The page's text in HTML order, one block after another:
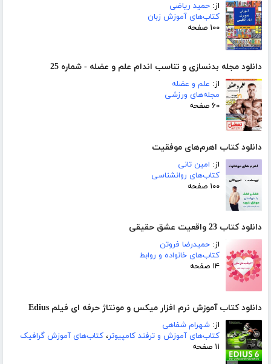
از: حمید ریاضی
کتاب‌های آموزش زبان
۱۰۰ صفحه
دانلود مجله بدنسازی و تناسب اندام علم و عضله - شماره 25
از: علم و عضله
مجله‌های ورزشی
۶۰ صفحه
دانلود کتاب اهرم‌های موفقیت
از: امین تانی
کتاب‌های روانشناسی
۱۰۰ صفحه
دانلود کتاب 23 واقعیت عشق حقیقی
از: حمیدرضا فروتن
کتاب‌های خانواده و روابط
۱۴ صفحه
دانلود کتاب آموزش نرم افزار میکس و مونتاژ حرفه ای فیلم Edius
از: شهرام شفاهی
کتاب‌های آموزش و ترفند کامپیوتر، کتاب‌های آموزش گرافیک
۱۱ صفحه